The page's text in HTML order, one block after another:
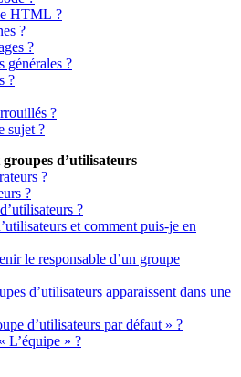
HTML ?
?
?
générales ?
?
?
sujet ?
d’utilisateurs
?
?
?
et comment puis-je en
le responsable d’un groupe
d’utilisateurs apparaissent dans une
d’utilisateurs par défaut » ?
L’équipe » ?